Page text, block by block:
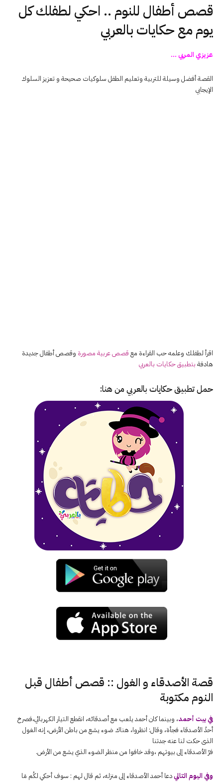
قصص أطفال للنوم .. احكي لطفلك كل
يوم مع حكايات بالعربي
عزيزي المربي …
القصة أفضل وسيلة للتربية وتعليم الطفل سلوكيات صحيحة و تعزيز السلوك
الإيجابي
اقرأ لطفلك وعلمه حب القراءة مع قصص عربية مصورة وقصص أطفال جديدة
هادفة بتطبيق حكايات بالعربي
حمل تطبيقحكايات بالعربي من هنا:
قصة الأصدقاء و الغول :: قصص أطفال قبل
النوم مكتوبة
في بيت أحمد، وبينما كان أحمد يلعب مع أصدقائه، انقطع التيار الكهربائي،فصرخ
أحدُ الأصدقاء فجأة، وقال: انظروا، هناك ضوء يشع من باطن الأرض، إنه الغول
الذی حکت لنا عنه جدتنا
فرّ الأصدقاء إلى بيوتهم ،وقد خافوا من منظر الضوء الذي يشع من الأرض.
وفي اليوم التاليدعا أحمد الأصدقاء إلى منزله، ثم قال لهم : سوف أحكي لكُم مَا